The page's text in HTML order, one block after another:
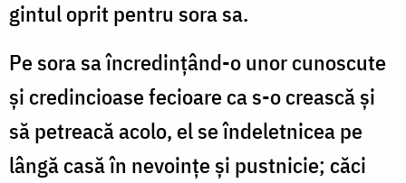
gintul oprit pentru sora sa.
Pe sora sa încredințând-o unor cunoscute
și credin­cioase fe­cioare ca s-o crească și
să petreacă acolo, el se în­­de­letnicea pe
lângă casă în nevoințe și pustnicie; căci